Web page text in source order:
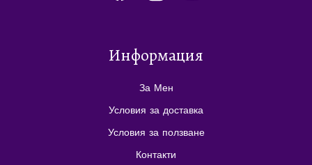
Информация
За Мен
Условия за доставка
Условия за ползване
Контакти